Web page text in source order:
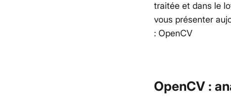
traitée et dans le
vous présenter
: OpenCV
OpenCV :